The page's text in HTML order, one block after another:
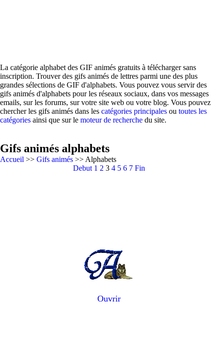
La catégorie alphabet des GIF animés gratuits à télécharger sans
inscription. Trouver des gifs animés de lettres parmi une des plus
grandes sélections de GIF d'alphabets. Vous pouvez vous servir des
gifs animés d'alphabets pour les réseaux sociaux, dans vos messages
emails, sur les forums, sur votre site web ou votre blog. Vous pouvez
chercher les gifs animés dans les catégories principales ou toutes les
catégories ainsi que sur le moteur de recherche du site.
Gifs animés alphabets
Accueil >> Gifs animés >> Alphabets
Debut 1 2 3 4 5 6 7 Fin
Ouvrir